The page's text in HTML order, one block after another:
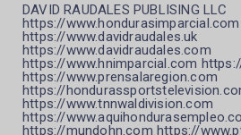
DAVID RAUDALES PUBLISING LLC
https://www.hondurasimparcial.com
https://www.davidraudales.uk
https://www.davidraudales.com
https://www.hnimparcial.com
https://www.prensalaregion.com
https://
https://www.tnnwaldivision.com
https://
https://mundohn.com https://